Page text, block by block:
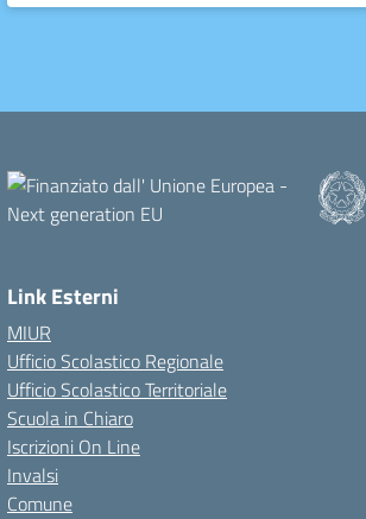
Link Esterni
MIUR
Ufficio Scolastico Regionale
Ufficio Scolastico Territoriale
Scuola in Chiaro
Iscrizioni On Line
Invalsi
Comune